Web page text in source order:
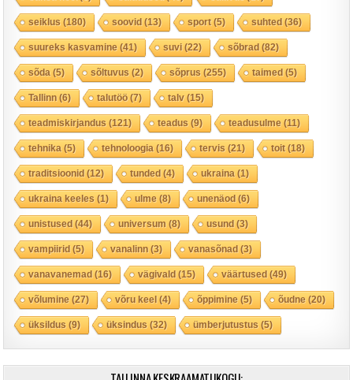
seiklus (180) soovid(13) sport(5) suhted(36)
suureks kasvamine (41) suvi(22) sõbrad(82)
sõda (5) sõltuvus (2) sõprus (255) taimed(5)
Tallinn(6) talutöö(7) talv(15)
teadmiskirjandus (121) teadus (9) teadusulme (11)
tehnika (5) tehnoloogia (16) tervis (21) toit(18)
traditsioonid(12) tunded(4) ukraina (1)
ukraina keeles (1) ulme (8) unenäod(6)
unistused(44) universum (8) usund(3)
vampiirid(5) vanalinn(3) vanasõnad(3)
vanavanemad(16) vägivald(15) väärtused(49)
võlumine (27) võru keel(4) õppimine (5) õudne (20)
üksildus (9) üksindus (32) ümberjutustus (5)